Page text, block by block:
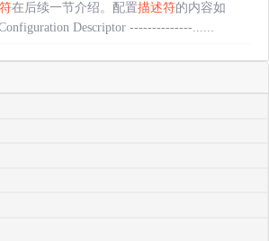
在后续一节介绍。配置描述符的内容如
Descriptor --------------......